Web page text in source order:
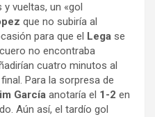
vueltas, un «gol
que no subiría al
para que el
Lega se
no encontraba
cuatro minutos al
Para la sorpresa de
García anotaría el 1-2 en
Aún así, el tardío gol